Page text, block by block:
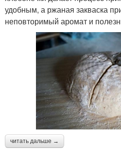
удобным, а ржаная закваска
неповторимый аромат и
читать дальше →